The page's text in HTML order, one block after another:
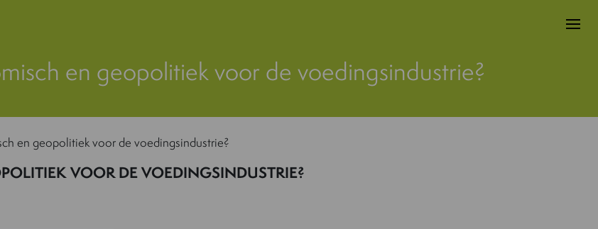
en geopolitiek voor de voedingsindustrie?
en geopolitiek voor de voedingsindustrie?
VOOR DE VOEDINGSINDUSTRIE?